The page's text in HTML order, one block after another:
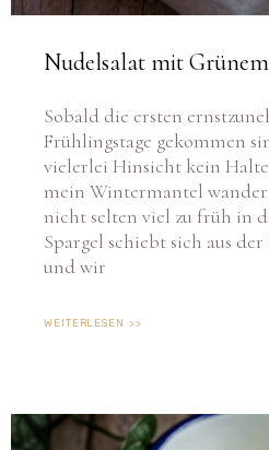
Nudelsalat mit
Frühlingstage gekommen
vielerlei Hinsicht kein
mein Wintermantel
nicht selten viel zu früh in
Spargel schiebt sich aus der
und wir